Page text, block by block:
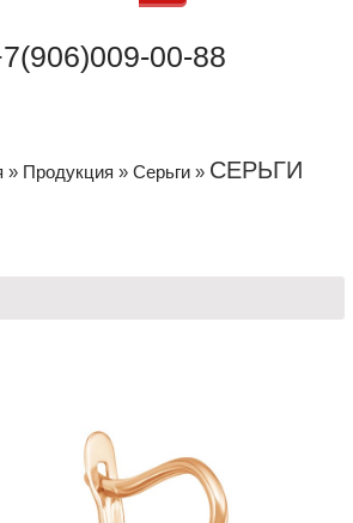
00-88
» Продукция » Серьги » СЕРЬГИ